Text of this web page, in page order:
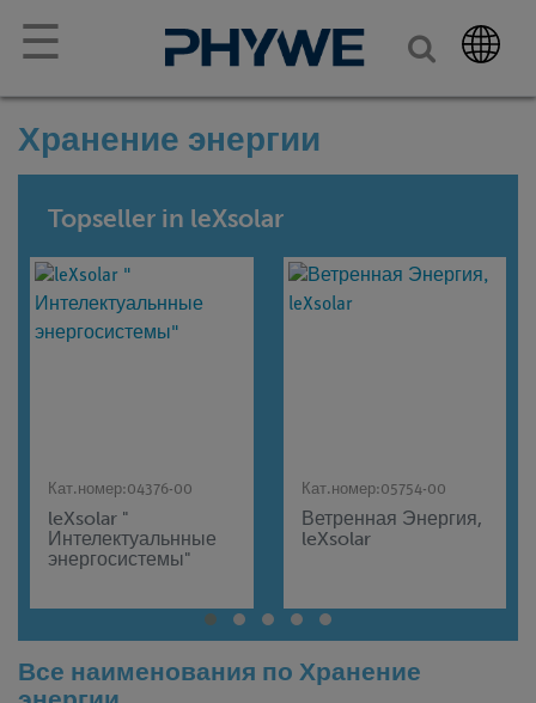
☰
Хранение энергии
Topseller in leXsolar
Кат.номер:04376-00
leXsolar "
Интелектуальнные
энергосистемы"
Кат.номер:05754-00
Ветренная Энергия,
leXsolar
Все наименования по Хранение